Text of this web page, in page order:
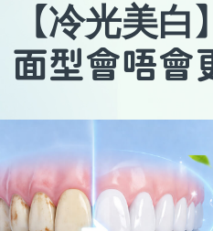
【冷光美白
面型會唔會